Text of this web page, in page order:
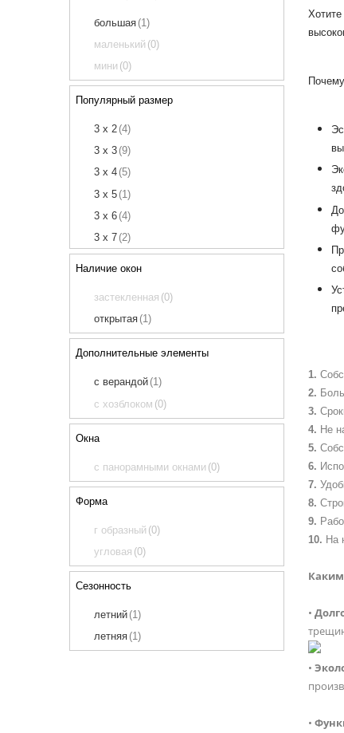
большая (1)
маленький (0)
мини (0)
Популярный размер
3 х 2 (4)
3 х 3 (9)
3 х 4 (5)
3 х 5 (1)
3 х 6 (4)
3 х 7 (2)
3 х 9(2)
4 х 3(5)
4 х 4(5)
4 х 7(1)
4 х 8 (3)
5 х 4 (6)
5 х 7
5 х 8
5 х 9(1)
Наличие окон
застекленная (0)
открытая (1)
Дополнительные элементы
с верандой (1)
с хозблоком (0)
Окна
с панорамными окнами (0)
Форма
г образный (0)
угловая (0)
Сезонность
летний (1)
летняя (1)
Не
На
•
•
•